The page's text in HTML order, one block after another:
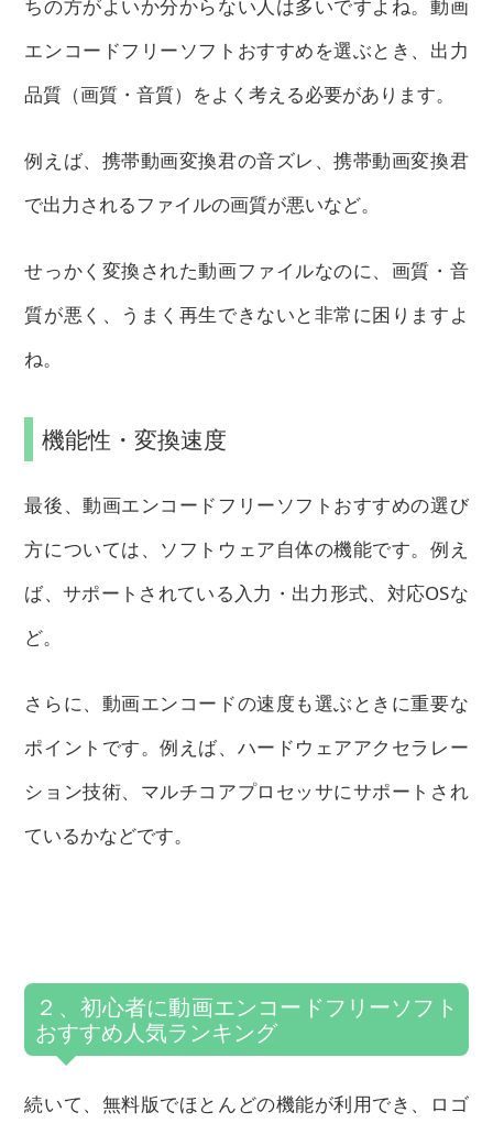
ちの方がよいか分からない人は多いですよね。動画
エンコードフリーソフトおすすめを選ぶとき、出力
品質（画質・音質）をよく考える必要があります。
例えば、携帯動画変換君の音ズレ、携帯動画変換君
で出力されるファイルの画質が悪いなど。
せっかく変換された動画ファイルなのに、画質・音
質が悪く、うまく再生できないと非常に困りますよ
ね。
機能性・変換速度
最後、動画エンコードフリーソフトおすすめの選び
方については、ソフトウェア自体の機能です。例え
ば、サポートされている入力・出力形式、対応OSな
ど。
さらに、動画エンコードの速度も選ぶときに重要な
ポイントです。例えば、ハードウェアアクセラレー
ション技術、マルチコアプロセッサにサポートされ
ているかなどです。
２、初心者に動画エンコードフリーソフト
おすすめ人気ランキング
続いて、無料版でほとんどの機能が利用でき、ロゴ